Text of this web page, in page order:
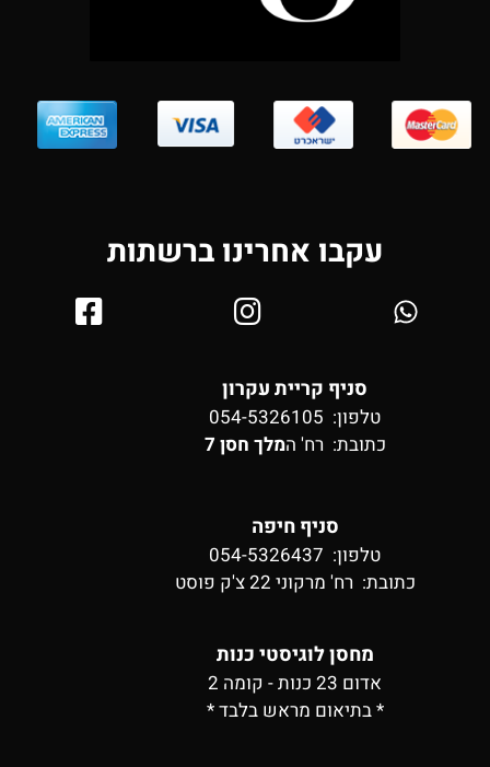
עקבו אחרינו ברשתות
סניף קריית עקרון
טלפון: 054-5326105
כתובת: רח' המלך חסן 7
סניף חיפה
טלפון: 054-5326437
כתובת: רח' מרקוני 22 צ'ק פוסט
מחסן לוגיסטי כנות
אדום 23 כנות - קומה 2
* בתיאום מראש בלבד *